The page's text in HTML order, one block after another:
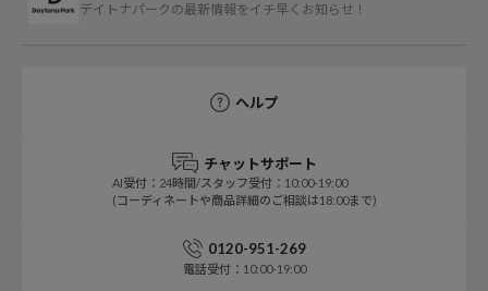
デイトナパークの最新情報をイチ早くお知らせ！
ヘルプ
チャットサポート
AI受付：24時間/スタッフ受付：10:00-19:00
(コーディネートや商品詳細のご相談は18:00まで)
0120-951-269
電話受付：10:00-19:00